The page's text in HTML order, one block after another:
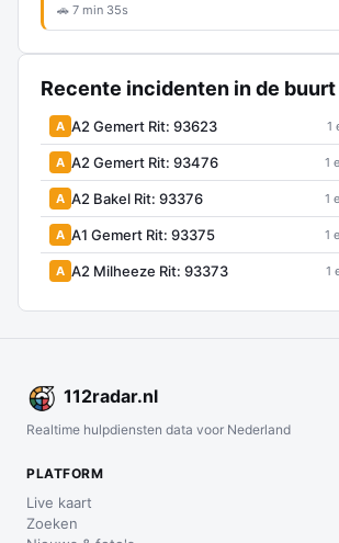
🚗 7 min 35s
Recente incidenten in de buurt
A A2 Gemert Rit: 93623 1
A A2 Gemert Rit: 93476 1
A A2 Bakel Rit: 93376 1
A A1 Gemert Rit: 93375 1
A A2 Milheeze Rit: 93373 1
112radar.nl
Realtime hulpdiensten data voor Nederland
PLATFORM
Live kaart
Zoeken